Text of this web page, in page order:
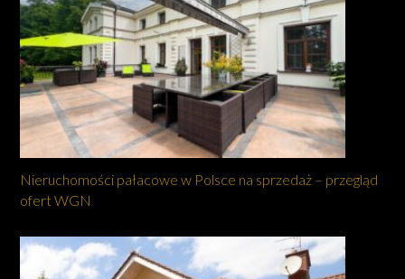
Nieruchomości pałacowe w Polsce na sprzedaż – przegląd
ofert WGN